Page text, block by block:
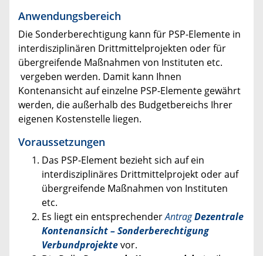
Anwendungsbereich
Die Sonderberechtigung kann für PSP-Elemente in
interdisziplinären Drittmittelprojekten oder für
übergreifende Maßnahmen von Instituten etc.
vergeben werden. Damit kann Ihnen
Kontenansicht auf einzelne PSP-Elemente gewährt
werden, die außerhalb des Budgetbereichs Ihrer
eigenen Kostenstelle liegen.
Voraussetzungen
Das PSP-Element bezieht sich auf ein
interdisziplinäres Drittmittelprojekt oder auf
übergreifende Maßnahmen von Instituten
etc.
Es liegt ein entsprechenderAntragDezentrale
Kontenansicht – Sonderberechtigung
Verbundprojektevor.